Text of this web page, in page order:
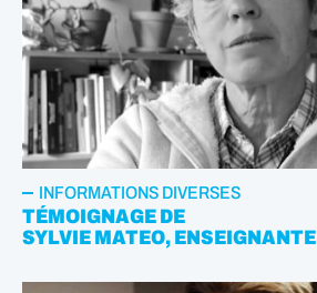
INFORMATIONS DIVERSES
TÉMOIGNAGE DE
SYLVIE MATEO, ENSEIGNANTE